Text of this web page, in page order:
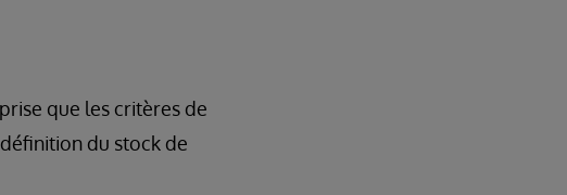
que les critères de
du stock de